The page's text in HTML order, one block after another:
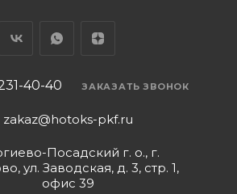
40-40 ЗАКАЗАТЬ ЗВОНОК
zakaz@hotoks-pkf.ru
Посадский г. о., г.
ул. Заводская, д. 3, стр. 1,
офис 39